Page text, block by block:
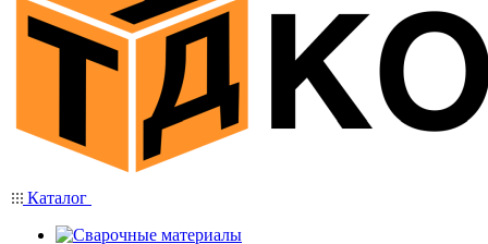
Каталог